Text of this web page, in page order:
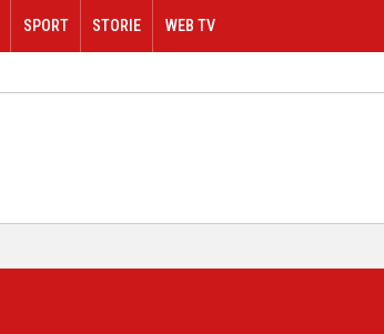
SPORT STORIE WEB TV